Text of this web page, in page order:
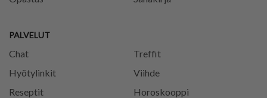
PALVELUT
Chat
Treffit
Hyötylinkit
Viihde
Reseptit
Horoskooppi